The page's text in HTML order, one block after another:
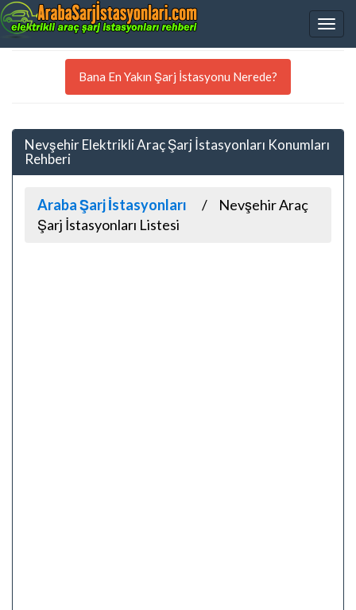
Bana En Yakın Şarj İstasyonu Nerede?
Nevşehir Elektrikli Araç Şarj İstasyonları Konumları
Rehberi
Araba Şarj İstasyonları
Nevşehir Araç
Şarj İstasyonları Listesi